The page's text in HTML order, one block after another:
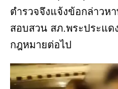
ตำรวจจึงแจ้งข้อกล่าวห
สอบสวน สภ.พระประแด
กฎหมายต่อไป